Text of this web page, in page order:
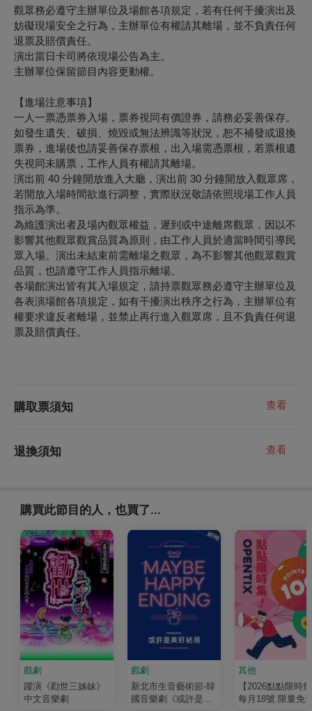
觀眾務必遵守主辦單位及場館各項規定，若有任何干擾演出及
妨礙現場安全之行為，主辦單位有權請其離場，並不負責任何
退票及賠償責任。
演出當日卡司將依現場公告為主。
主辦單位保留節目內容更動權。
【進場注意事項】
一人一票憑票券入場，票券視同有價證券，請務必妥善保存。
如發生遺失、破損、燒毀或無法辨識等狀況，恕不補發或退換
票券，進場後也請妥善保存票根，出入場需憑票根，若票根遺
失視同未購票，工作人員有權請其離場。
演出前 40 分鐘開放進入大廳，演出前 30 分鐘開放入觀眾席，
若開放入場時間欲進行調整，實際狀況敬請依照現場工作人員
指示為準。
為維護演出者及場內觀眾權益，遲到或中途離席觀眾，因以不
影響其他觀眾觀賞品質為原則，由工作人員於適當時間引導民
眾入場。演出未結束前需離場之觀眾，為不影響其他觀眾觀賞
品質，也請遵守工作人員指示離場。
各場館演出皆有其入場規定，請持票觀眾務必遵守主辦單位及
各表演場館各項規定，如有干擾演出秩序之行為，主辦單位有
權要求違反者離場，並禁止再行進入觀眾席，且不負責任何退
票及賠償責任。
購取票須知 查看
退換須知 查看
購買此節目的人，也買了...
戲劇
躍演《勸世三姊妹》
中文音樂劇
戲劇
新北市生音藝術節-韓
國音樂劇《或許是美
其他
【2026點點限時
每月18號 限量免